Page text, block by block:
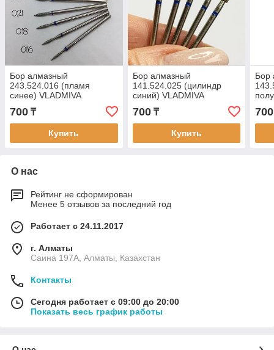
Бор алмазный
243.524.016 (пламя
синее) VLADMIVA
700 ₸
Купить
Бор алмазный
141.524.025 (цилиндр
синий) VLADMIVA
700₸
Купить
Бор
700
О нас
Рейтинг не сформирован
Менее 5 отзывов за последний год
Работает с 24.11.2017
г. Алматы
Саина 197А, Алматы, Казахстан
Контакты
Сегодня работает с 09:00 до 20:00
Показать весь график работы